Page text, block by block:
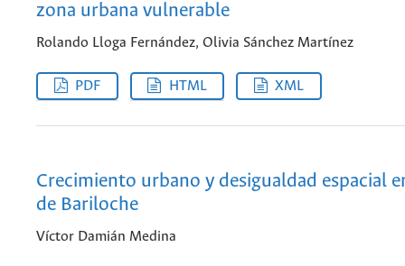
zona urbana vulnerable
Rolando Lloga Fernández, Olivia Sánchez Martínez
PDF HTML XML
Crecimiento urbano y desigualdad espacial
de Bariloche
Víctor Damián Medina